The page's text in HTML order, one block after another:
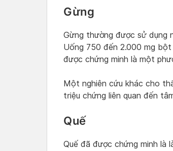
Gừng
Gừng thường được sử dụng
Uống 750 đến 2.000 mg
được chứng minh là một
Một nghiên cứu khác cho
triệu chứng liên quan đến
Quế
Quế đã được chứng minh là